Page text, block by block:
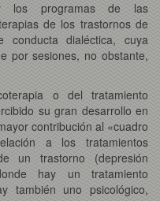
los programas de las
de los trastornos de
conducta dialéctica, cuya
por sesiones, no obstante,
o del tratamiento
su gran desarrollo en
contribución al «cuadro
a los tratamientos
un trastorno (depresión
hay un tratamiento
también uno psicológico,